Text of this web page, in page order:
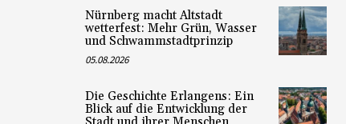
Nürnberg macht Altstadt
wetterfest: Mehr Grün, Wasser
und Schwammstadtprinzip
05.08.2026
Die Geschichte Erlangens: Ein
Blick auf die Entwicklung der